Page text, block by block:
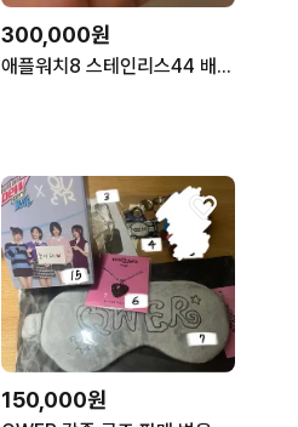
300,000원
애플워치8 스테인리스44 배터리 89 실버
150,000원